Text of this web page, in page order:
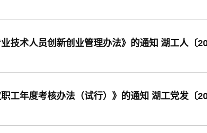
技术人员创新创业管理办法》的通知 湖工人〔
工年度考核办法（试行）》的通知 湖工党发〔